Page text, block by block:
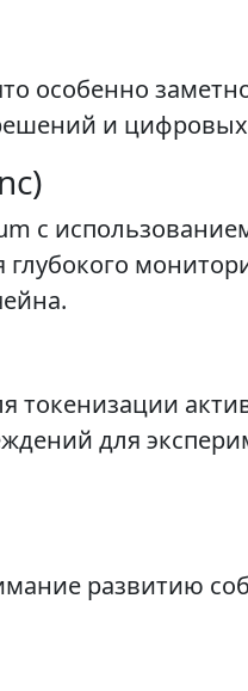
особенно
и
с
токенизации
для
развитию